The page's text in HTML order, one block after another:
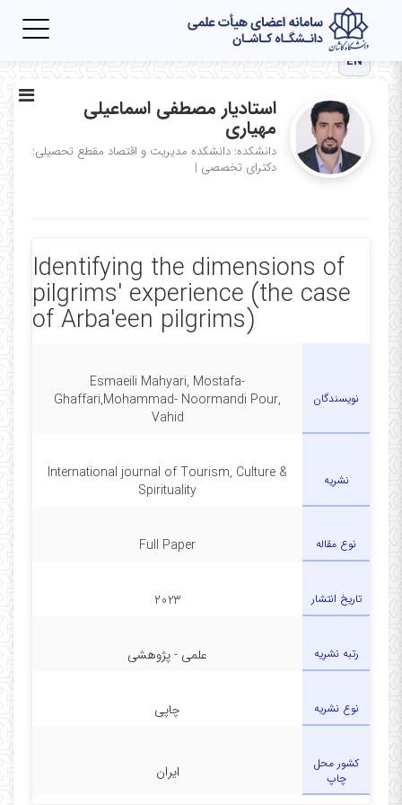
EN
استادیار مصطفی اسماعیلی
مهیاری
دانشکده: دانشکده مدیریت و اقتصاد مقطع تحصیلی:
دکترای تخصصی |
Identifying the dimensions of
pilgrims' experience (the case
of Arba'een pilgrims)
نویسندگان
Esmaeili Mahyari, Mostafa-
Ghaffari,Mohammad- Noormandi Pour,
Vahid
نشریه
International journal of Tourism, Culture &
Spirituality
نوع مقاله Full Paper
تاریخ انتشار 2023
رتبه نشریه علمی - پژوهشی
نوع نشریه چاپی
کشور محل
چاپ
ایران